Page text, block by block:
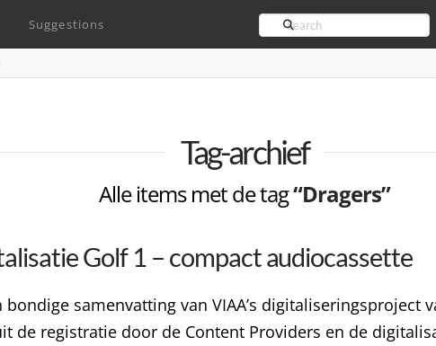
Suggestions Search
Tag-archief
Alle items met de tag“Dragers”
Golf 1 – compact audiocassette
samenvatting van VIAA’s digitaliseringsproject
de registratie door de Content Providers en de